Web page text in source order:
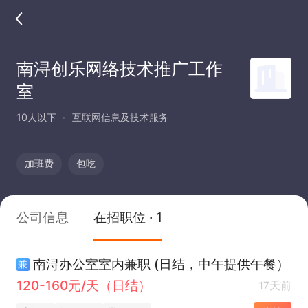
南浔创乐网络技术推广工作
室
10人以下 互联网信息及技术服务
加班费 包吃
公司信息 在招职位 · 1
兼 南浔办公室室内兼职 (日结，中午提供午餐）
120-160元/天（日结）
17天前